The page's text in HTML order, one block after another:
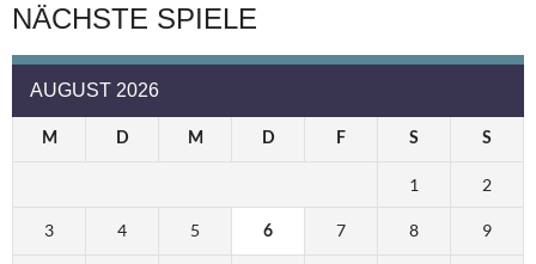
NÄCHSTE SPIELE
AUGUST 2026
M D M D F S S
1 2
3 4 5 6 7 8 9